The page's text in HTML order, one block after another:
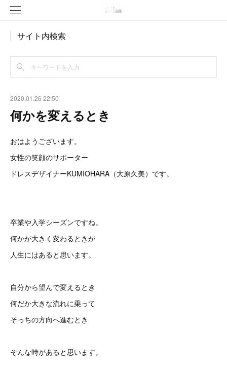
サイト内検索
2020.01.26 22:50
何かを変えるとき
おはようございます。
女性の笑顔のサポーター
ドレスデザイナーKUMIOHARA（大原久美）です。
卒業や入学シーズンですね。
何かが大きく変わるときが
人生にはあると思います。
自分から望んで変えるとき
何だか大きな流れに乗って
そっちの方向へ進むとき
そんな時があると思います。